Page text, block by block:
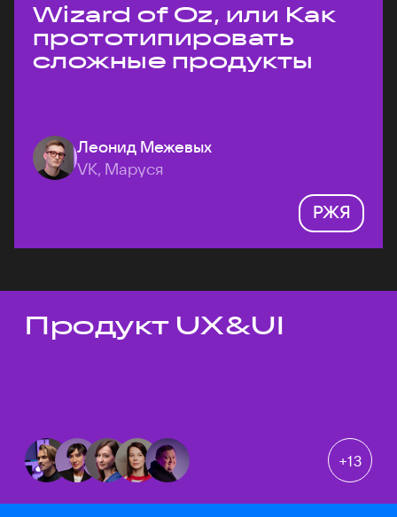
Wizard of Oz, или Как
прототипировать
сложные продукты
Леонид Межевых
VK, Маруся
РЖЯ
Темы докладов
Продукт UX&UI
+13